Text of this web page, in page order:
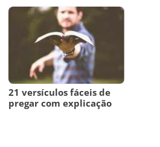
21 versículos fáceis de
pregar com explicação